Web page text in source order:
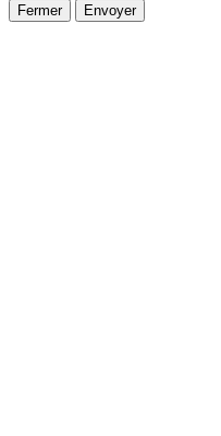
Fermer Envoyer